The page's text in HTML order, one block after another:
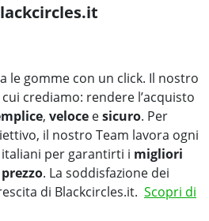
le gomme con un click. Il nostro
crediamo: rendere l’acquisto
, veloce esicuro. Per
il nostro Team lavora ogni
per garantirti i migliori
. La soddisfazione dei
di Blackcircles.it. Scopri di